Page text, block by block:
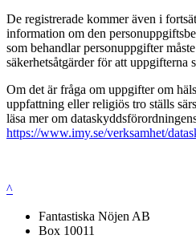
De registrerade kommer även i
information om den
som behandlar personuppgifter
säkerhetsåtgärder för att uppgifterna
Om det är fråga om uppgifter om
uppfattning eller religiös tro ställs
läsa mer om
https://www.imy.se/verksamhet/
^
Fantastiska Nöjen AB
Box 10011